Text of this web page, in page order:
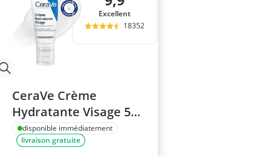
Excellent
18352
CeraVe Crème
Hydratante Visage 52
mldisponible immédiatement
livraison gratuite